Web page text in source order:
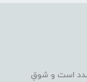
است و شوقِ